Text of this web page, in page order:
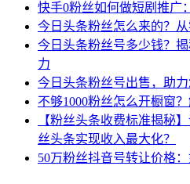
快手0粉丝如何做短剧推广
今日头条粉丝怎么来的？
今日头条粉丝号多少钱？
力
今日头条粉丝号出售，助力
不够1000粉丝怎么开橱窗
【粉丝头条收费标准揭秘
丝头条实现收入最大化？
50万粉丝抖音号转让价格